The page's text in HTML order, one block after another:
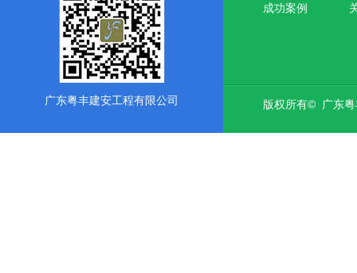
广东粤丰建安工程有限公司
成功案例
版权所有© 广东